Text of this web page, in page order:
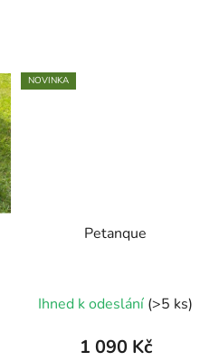
NOVINKA
Petanque
hodnocení
produktu
Ihned k odeslání (>5 ks)
1 090 Kč